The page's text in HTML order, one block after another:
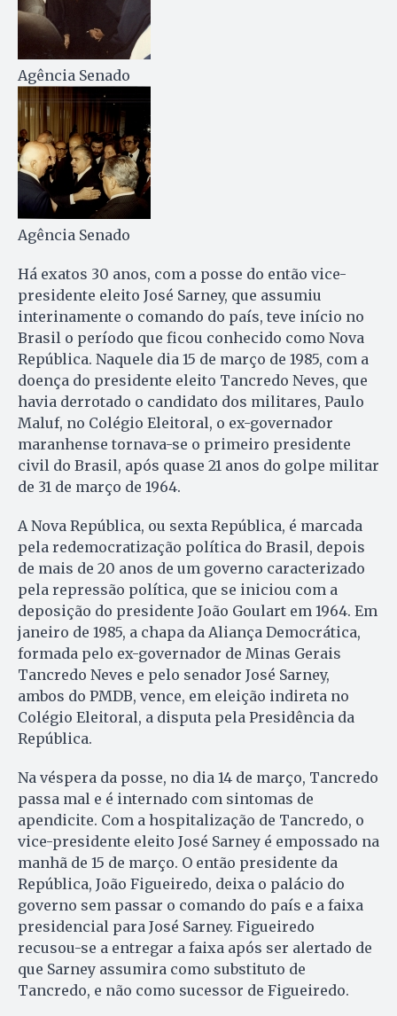
Agência Senado
Agência Senado
Há exatos 30 anos, com a posse do então vice-
presidente eleito José Sarney, que assumiu
interinamente o comando do país, teve início no
Brasil o período que ficou conhecido como Nova
República. Naquele dia 15 de março de 1985, com a
doença do presidente eleito Tancredo Neves, que
havia derrotado o candidato dos militares, Paulo
Maluf, no Colégio Eleitoral, o ex-governador
maranhense tornava-se o primeiro presidente
civil do Brasil, após quase 21 anos do golpe militar
de 31 de março de 1964.
A Nova República, ou sexta República, é marcada
pela redemocratização política do Brasil, depois
de mais de 20 anos de um governo caracterizado
pela repressão política, que se iniciou com a
deposição do presidente João Goulart em 1964. Em
janeiro de 1985, a chapa da Aliança Democrática,
formada pelo ex-governador de Minas Gerais
Tancredo Neves e pelo senador José Sarney,
ambos do PMDB, vence, em eleição indireta no
Colégio Eleitoral, a disputa pela Presidência da
República.
Na véspera da posse, no dia 14 de março, Tancredo
passa mal e é internado com sintomas de
apendicite. Com a hospitalização de Tancredo, o
vice-presidente eleito José Sarney é empossado na
manhã de 15 de março. O então presidente da
República, João Figueiredo, deixa o palácio do
governo sem passar o comando do país e a faixa
presidencial para José Sarney. Figueiredo
recusou-se a entregar a faixa após ser alertado de
que Sarney assumira como substituto de
Tancredo, e não como sucessor de Figueiredo.